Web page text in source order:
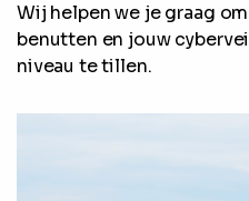
Wij helpen we je graag
benutten en jouw
niveau te tillen.